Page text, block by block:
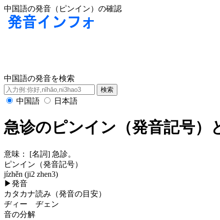
中国語の発音（ピンイン）の確認
中国語の発音を検索
中国語 日本語
急诊のピンイン（発音記号）
意味：
[名詞] 急診。
ピンイン（発音記号）
jízhěn (ji2 zhen3)
▶発音
カタカナ読み（発音の目安）
ヂィー ヂェン
音の分解